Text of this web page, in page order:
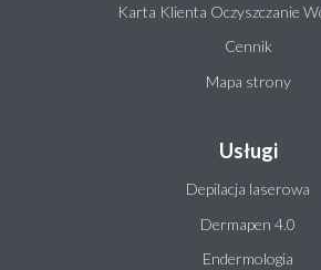
Karta Klienta Oczyszczanie
Cennik
Mapa strony
Usługi
Depilacja laserowa
Dermapen 4.0
Endermologia